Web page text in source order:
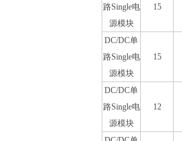
路Single电
源模块
15
DC/DC单
路Single电
源模块
15
DC/DC单
路Single电
源模块
12